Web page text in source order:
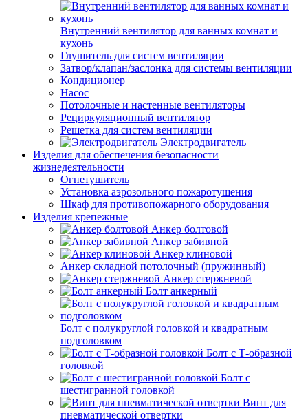
Внутренний вентилятор для ванных комнат и
кухонь
Глушитель для систем вентиляции
Затвор/клапан/заслонка для системы вентиляции
Кондиционер
Насос
Потолочные и настенные вентиляторы
Рециркуляционный вентилятор
Решетка для систем вентиляции
Электродвигатель
Изделия для обеспечения безопасности
жизнедеятельности
Огнетушитель
Установка аэрозольного пожаротушения
Шкаф для противопожарного оборудования
Изделия крепежные
Анкер болтовой
Анкер забивной
Анкер клиновой
Анкер складной потолочный (пружинный)
Анкер стержневой
Болт анкерный
Болт с полукруглой головкой и квадратным
подголовком
Болт с Т-образной
головкой
Болт с
шестигранной головкой
Винт для
пневматической отвертки